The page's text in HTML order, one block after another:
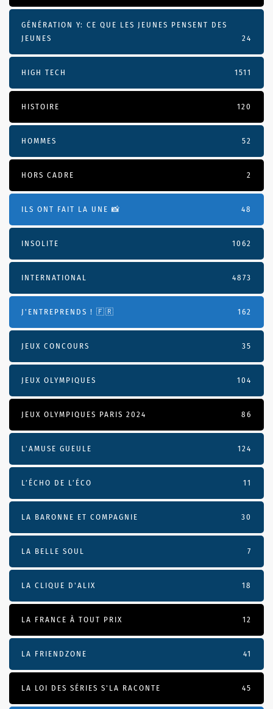
GÉNÉRATION Y: CE QUE LES JEUNES PENSENT DES
JEUNES
24
HIGH TECH 1511
HISTOIRE 120
HOMMES 52
HORS CADRE 2
ILS ONT FAIT LA UNE 📸 48
INSOLITE 1062
INTERNATIONAL 4873
J'ENTREPRENDS ! 🇫🇷 162
JEUX CONCOURS 35
JEUX OLYMPIQUES 104
JEUX OLYMPIQUES PARIS 2024 86
L'AMUSE GUEULE 124
L’ÉCHO DE L’ÉCO 11
LA BARONNE ET COMPAGNIE 30
LA BELLE SOUL 7
LA CLIQUE D'ALIX 18
LA FRANCE À TOUT PRIX 12
LA FRIENDZONE 41
LA LOI DES SÉRIES S'LA RACONTE 45